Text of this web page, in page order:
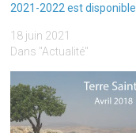
2021-2022 est disponible
18 juin 2021
Dans "Actualité"